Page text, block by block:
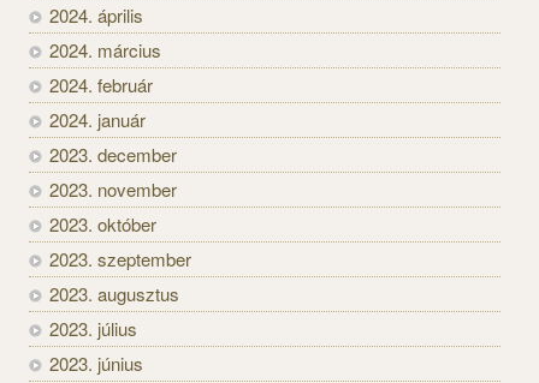
2024. április
2024. március
2024. február
2024. január
2023. december
2023. november
2023. október
2023. szeptember
2023. augusztus
2023. július
2023. június